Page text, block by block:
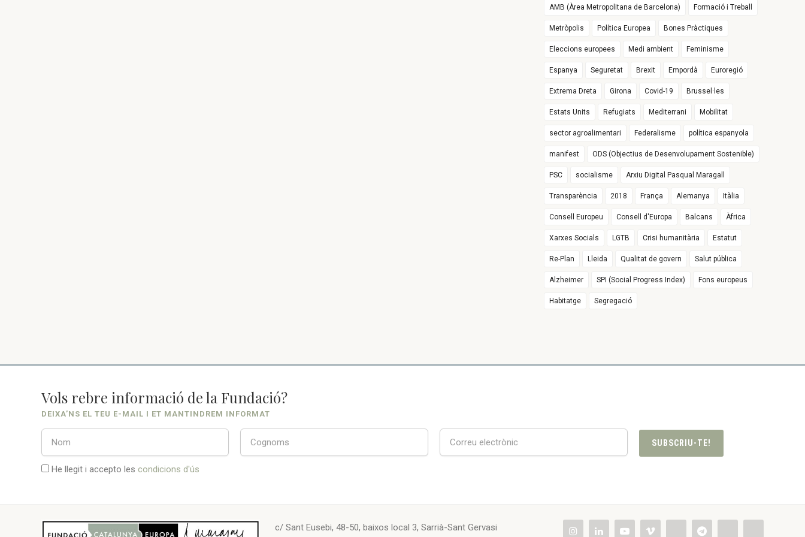
AMB (Àrea Metropolitana de Barcelona) Formació i Treball
Metròpolis Política Europea Bones Pràctiques
Eleccions europees Medi ambient Feminisme
Espanya Seguretat Brexit Empordà Euroregió
Extrema Dreta Girona Covid-19 Brussel·les
Estats Units Refugiats Mediterrani Mobilitat
sector agroalimentari Federalisme política espanyola
manifest ODS (Objectius de Desenvolupament Sostenible)
PSC socialisme Arxiu Digital Pasqual Maragall
Transparència 2018 França Alemanya Itàlia
Consell Europeu Consell d'Europa Balcans Àfrica
Xarxes Socials LGTB Crisi humanitària Estatut
Re-Plan Lleida Qualitat de govern Salut pública
Alzheimer SPI (Social Progress Index) Fons europeus
Habitatge Segregació
Vols rebre informació de la Fundació?
DEIXA’NS EL TEU E-MAIL I ET MANTINDREM INFORMAT
SUBSCRIU-TE!
He llegit i accepto les condicions d'ús
c/ Sant Eusebi, 48-50, baixos local 3, Sarrià-Sant Gervasi